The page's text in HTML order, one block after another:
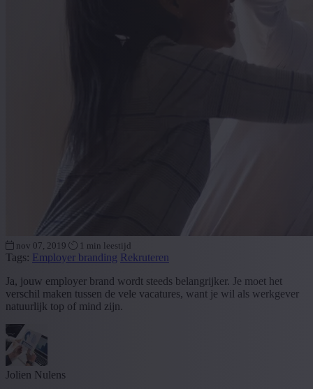
nov 07, 2019 1 min leestijd
Tags: Employer branding Rekruteren
Ja, jouw employer brand wordt steeds belangrijker. Je moet het
verschil maken tussen de vele vacatures, want je wil als werkgever
natuurlijk top of mind zijn.
Jolien Nulens